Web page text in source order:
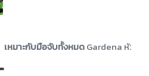
เหมาะกับมือจับทั้งหมดGardena หัวจ